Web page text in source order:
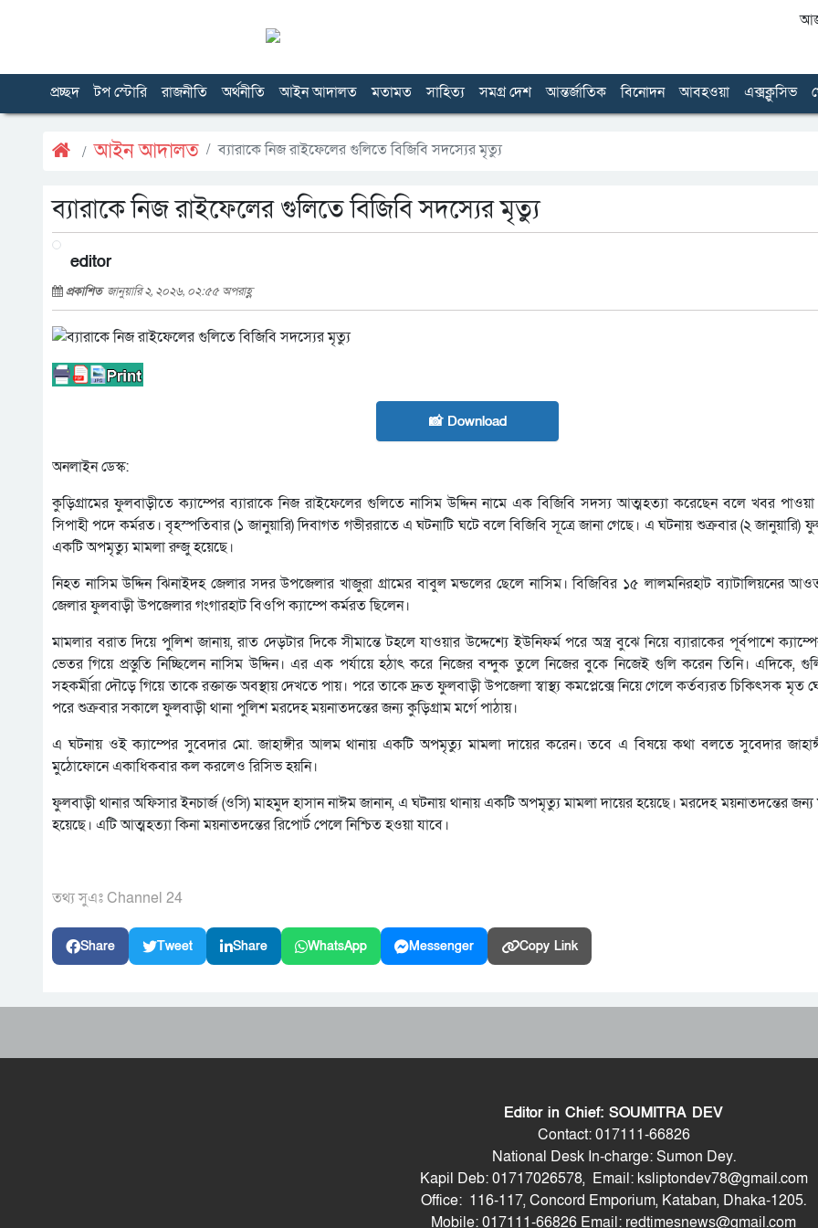
আজ
প্রচ্ছদ টপ স্টোরি রাজনীতি অর্থনীতি আইন আদালত মতামত সাহিত্য সমগ্র দেশ আন্তর্জাতিক বিনোদন আবহওয়া এক্সক্লুসিভ
আইন আদালত ব্যারাকে নিজ রাইফেলের গুলিতে বিজিবি সদস্যের মৃত্যু
ব্যারাকে নিজ রাইফেলের গুলিতে বিজিবি সদস্যের মৃত্যু
editor
প্রকাশিত জানুয়ারি ২, ২০২৬, ০২:৫৫ অপরাহ্ণ
📸 Download
অনলাইন ডেস্ক:
কুড়িগ্রামের ফুলবাড়ীতে ক্যাম্পের ব্যারাকে নিজ রাইফেলের গুলিতে নাসিম উদ্দিন নামে এক বিজিবি সদস্য আত্মহত্যা করেছেন বলে খবর পাওয়া
সিপাহী পদে কর্মরত। বৃহস্পতিবার (১ জানুয়ারি) দিবাগত গভীররাতে এ ঘটনাটি ঘটে বলে বিজিবি সূত্রে জানা গেছে। এ ঘটনায় শুক্রবার (২ জানুয়ারি)
একটি অপমৃত্যু মামলা রুজু হয়েছে।
নিহত নাসিম উদ্দিন ঝিনাইদহ জেলার সদর উপজেলার খাজুরা গ্রামের বাবুল মন্ডলের ছেলে নাসিম। বিজিবির ১৫ লালমনিরহাট ব্যাটালিয়নের
জেলার ফুলবাড়ী উপজেলার গংগারহাট বিওপি ক্যাম্পে কর্মরত ছিলেন।
মামলার বরাত দিয়ে পুলিশ জানায়, রাত দেড়টার দিকে সীমান্তে টহলে যাওয়ার উদ্দেশ্যে ইউনিফর্ম পরে অস্ত্র বুঝে নিয়ে ব্যারাকের পূর্বপাশে
ভেতর গিয়ে প্রস্তুতি নিচ্ছিলেন নাসিম উদ্দিন। এর এক পর্যায়ে হঠাৎ করে নিজের বন্দুক তুলে নিজের বুকে নিজেই গুলি করেন তিনি। এদিকে,
সহকর্মীরা দৌড়ে গিয়ে তাকে রক্তাক্ত অবস্থায় দেখতে পায়। পরে তাকে দ্রুত ফুলবাড়ী উপজেলা স্বাস্থ্য কমপ্লেক্সে নিয়ে গেলে কর্তব্যরত চিকিৎসক মৃত
পরে শুক্রবার সকালে ফুলবাড়ী থানা পুলিশ মরদেহ ময়নাতদন্তের জন্য কুড়িগ্রাম মর্গে পাঠায়।
এ ঘটনায় ওই ক্যাম্পের সুবেদার মো. জাহাঙ্গীর আলম থানায় একটি অপমৃত্যু মামলা দায়ের করেন। তবে এ বিষয়ে কথা বলতে সুবেদার
মুঠোফোনে একাধিকবার কল করলেও রিসিভ হয়নি।
ফুলবাড়ী থানার অফিসার ইনচার্জ (ওসি) মাহমুদ হাসান নাঈম জানান, এ ঘটনায় থানায় একটি অপমৃত্যু মামলা দায়ের হয়েছে। মরদেহ ময়নাতদন্তের জন্য
হয়েছে। এটি আত্মহত্যা কিনা ময়নাতদন্তের রিপোর্ট পেলে নিশ্চিত হওয়া যাবে।
তথ্য সুএঃ Channel 24
Share Tweet Share WhatsApp Messenger Copy Link
Editor in Chief: SOUMITRA DEV
Contact: 017111-66826
National Desk In-charge: Sumon Dey.
Kapil Deb: 01717026578, Email: ksliptondev78@gmail.com
Office: 116-117, Concord Emporium, Kataban, Dhaka-1205.
Mobile: 017111-66826 Email: redtimesnews@gmail.com